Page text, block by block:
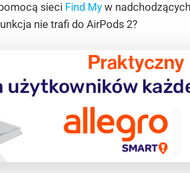
sieci Find My w
nie trafi do AirPods 2?